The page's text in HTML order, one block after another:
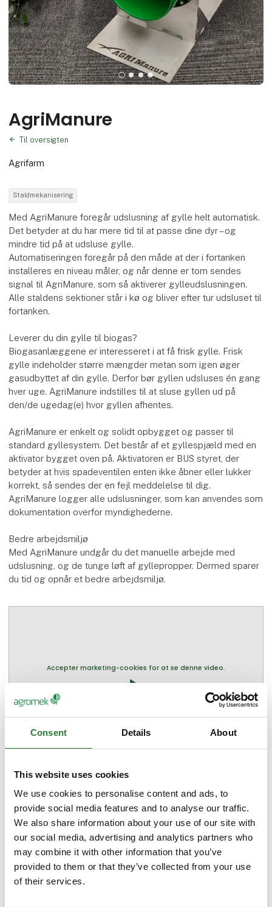
Consent Details About
This website uses cookies
We use cookies to personalise content and ads, to
provide social media features and to analyse our traffic.
We also share information about your use of our site with
our social media, advertising and analytics partners who
may combine it with other information that you’ve
provided to them or that they’ve collected from your use
of their services.
AgriManure
Til oversigten
Agrifarm
Staldmekanisering
Med AgriManure foregår udslusning af gylle helt automatisk.
Det betyder at du har mere tid til at passe dine dyr – og
mindre tid på at udsluse gylle.
Automatiseringen foregår på den måde at der i fortanken
installeres en niveau måler, og når denne er tom sendes
signal til AgriManure, som så aktiverer gylleudslusningen.
Alle staldens sektioner står i kø og bliver efter tur udsluset til
fortanken.
Leverer du din gylle til biogas?
Biogasanlæggene er interesseret i at få frisk gylle. Frisk
gylle indeholder større mængder metan som igen øger
gasudbyttet af din gylle. Derfor bør gyllen udsluses én gang
hver uge. AgriManure indstilles til at sluse gyllen ud på
den/de ugedag(e) hvor gyllen afhentes.
AgriManure er enkelt og solidt opbygget og passer til
standard gyllesystem. Det består af et gyllespjæld med en
aktivator bygget oven på. Aktivatoren er BUS styret, der
betyder at hvis spadeventilen enten ikke åbner eller lukker
korrekt, så sendes der en fejl meddelelse til dig.
AgriManure logger alle udslusninger, som kan anvendes som
dokumentation overfor myndighederne.
Bedre arbejdsmiljø
Med AgriManure undgår du det manuelle arbejde med
udslusning, og de tunge løft af gyllepropper. Dermed sparer
du tid og opnår et bedre arbejdsmiljø.
Accepter marketing-cookies for at se denne video.
play_arrow
Agri AirClean